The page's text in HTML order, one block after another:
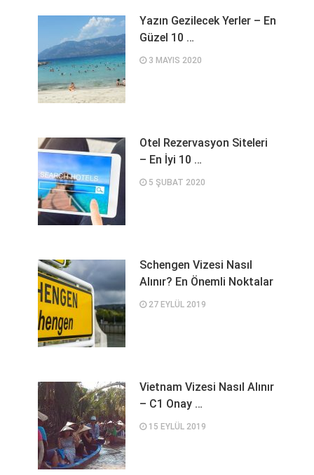
Yazın Gezilecek Yerler – En
Güzel 10 …
3 MAYIS 2020
Otel Rezervasyon Siteleri
– En İyi 10 …
5 ŞUBAT 2020
Schengen Vizesi Nasıl
Alınır? En Önemli Noktalar
27 EYLÜL 2019
Vietnam Vizesi Nasıl Alınır
– C1 Onay …
15 EYLÜL 2019